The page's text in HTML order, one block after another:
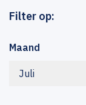
Filter op:
Maand
Juli